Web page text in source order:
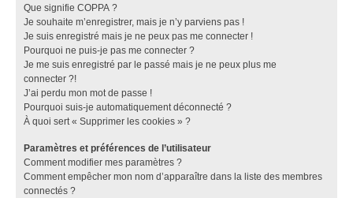
Que signifie COPPA ?
Je souhaite m’enregistrer, mais je n’y parviens pas !
Je suis enregistré mais je ne peux pas me connecter !
Pourquoi ne puis-je pas me connecter ?
Je me suis enregistré par le passé mais je ne peux plus me
connecter ?!
J’ai perdu mon mot de passe !
Pourquoi suis-je automatiquement déconnecté ?
À quoi sert « Supprimer les cookies » ?
Paramètres et préférences de l’utilisateur
Comment modifier mes paramètres ?
Comment empêcher mon nom d’apparaître dans la liste des membres
connectés ?